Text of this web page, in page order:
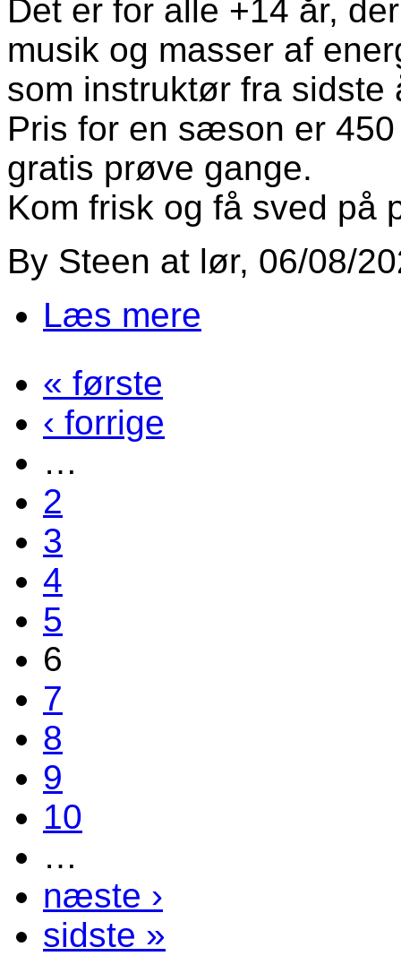
Det er for alle +14 år,
musik og masser af
som instruktør fra sidste
Pris for en sæson er
gratis prøve gange.
Kom frisk og få sved på
By Steen at lør, 06/08/
Læs mere
Sider« første
‹ forrige
…
2
3
4
5
6
7
8
9
10
…
næste ›
sidste »